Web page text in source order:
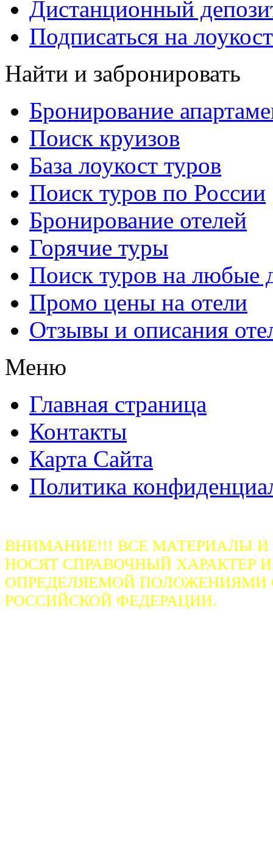
Дистанционный
Подписаться на
Найти и забронировать
Бронирование
Поиск круизов
База лоукост туров
Поиск туров по России
Бронирование отелей
Горячие туры
Поиск туров на любые
Промо цены на отели
Отзывы и описания
Меню
Главная страница
Контакты
Карта Сайта
Политика
ВНИМАНИЕ!!! ВСЕ МАТЕРИАЛЫ
НОСЯТ СПРАВОЧНЫЙ ХАРАКТЕР
ОПРЕДЕЛЯЕМОЙ ПОЛОЖЕНИЯМИ
РОССИЙСКОЙ ФЕДЕРАЦИИ.